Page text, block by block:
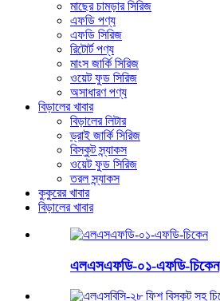
মাছের চামড়ার সিরিজ
এফডি পণ্য
এফডি সিরিজ
রিটোর্ট পণ্য
মাংস জার্কি সিরিজ
ওয়েট ফুড সিরিজ
অসাধারণ পণ্য
বিড়ালের খাবার
বিড়ালের লিটার
ড্রাই জার্কি সিরিজ
বিস্কুট স্ন্যাকস
ওয়েট ফুড সিরিজ
তরল স্ন্যাকস
কুকুরের খাবার
বিড়ালের খাবার
এলএসএফডি-০১-এফডি-চিকেন